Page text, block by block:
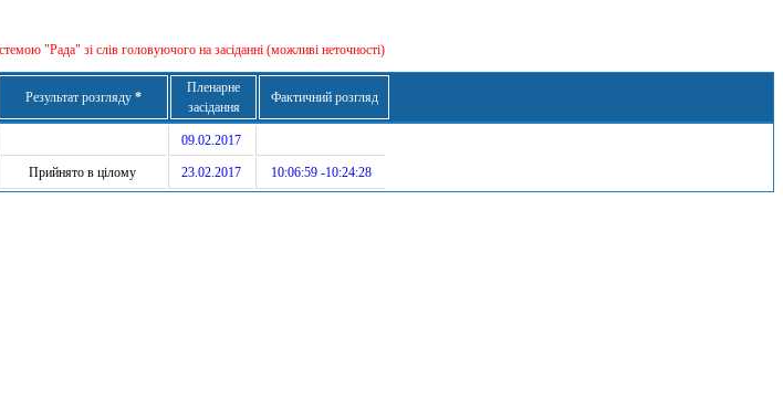
"Рада" зі слів головуючого на засіданні (можливі неточності)
Результат розгляду *
Пленарне
засідання
Фактичний розгляд
09.02.2017
Прийнято в цілому 23.02.2017 10:06:59 -10:24:28